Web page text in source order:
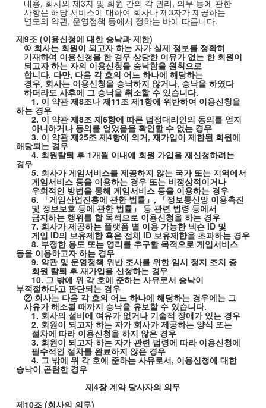
내용, 회사와 제3자 및 회원 간의 각 권리, 의무 등에 관한
사항은 해당 서비스에 대하여 회사나 제3자가 제공하는
별도의 약관, 운영정책 등에서 정하는 바에 따릅니다.
제9조(이용신청에 대한 승낙과 제한)
① 회사는 회원이 되고자 하는 자가 실제 정보를 정확히
기재하여 이용신청을 한 경우 상당한 이유가 없는 한 회원이
되고자 하는 자의 이용신청을 승낙함을 원칙으로
합니다. 다만, 다음 각 호의 어느 하나에 해당하는
경우, 회사는 이용신청을 승낙하지 않거나, 승낙을 하였다
하더라도 사후에 그 승낙을 취소할 수 있습니다.
1. 이 약관 제8조나 제11조 제1항에 위반하여 이용신청을
하는 경우
2. 이 약관 제8조 제6항에 따른 법정대리인의 동의를 얻지
아니하거나 동의를 얻었음을 확인할 수 없는 경우
3. 이 약관 제25조 제4항에 의거,재가입이 제한된 회원에
해당되는 경우
4. 회원탈퇴 후 1개월 이내에 회원 가입을 재신청하려는
경우
5. 회사가 게임서비스를 제공하지 않는 국가 또는 지역에서
게임서비스 등을 이용하는 경우 또는 비정상적이거나
우회적인 방법을 통해 게임서비스 등을 이용하는 경우
6. 「게임산업진흥에 관한 법률」 , 「정보통신망 이용촉진
및 정보보호 등에 관한 법률」 등 관련 법령 등에서
금지하는 행위를 할 목적으로 이용신청을 하는 경우
7. 회사가 제공하는 플랫폼 별 이용 가능한 넥슨 ID 및
게임 ID의 보유제한 혹은 전체 ID 보유제한을 초과하는 경우
8. 부정한 용도 또는 영리를 추구할 목적으로 게임서비스
등을 이용하고자 하는 경우
9. 약관 및 운영정책 위반 조사를 위한 임시 정지 조치 중
회원 탈퇴 후 재가입을 신청하는 경우
10. 그 밖에 위 각 호에 준하는 사유로서 승낙이
부적절하다고 판단되는 경우
② 회사는 다음 각 호의 어느 하나에 해당하는 경우에는 그
사유가 해소될 때까지 승낙을 유보할 수 있습니다.
1. 회사의 설비에 여유가 없거나 기술적 장애가 있는 경우
2. 회원이 되고자 하는 자가 회사가 제공하는 양식 또는
절차에 따라 이용신청을 하지 않은 경우
3. 회원이 되고자 하는 자가 관련 법령에 따라 이용신청에
필수적인 절차를 완료하지 않은 경우
4. 그 밖에 위 각 호에 준하는 사유로서, 이용신청에 대한
승낙이 곤란한 경우
제4장 계약 당사자의 의무
제10조(회사의 의무)